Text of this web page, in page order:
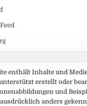
enthält Inhalte und
erstellt oder
und
anders